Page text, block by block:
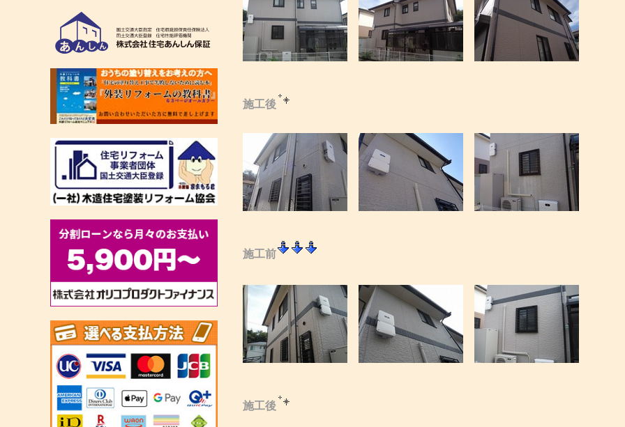
施工後
施工前
施工後